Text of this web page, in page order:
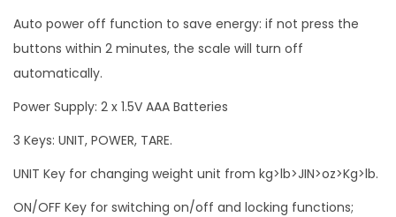
Auto power off function to save energy: if not press the
buttons within 2 minutes, the scale will turn off
automatically.
Power Supply: 2 x 1.5V AAA Batteries
3 Keys: UNIT, POWER, TARE.
UNIT Key for changing weight unit from kg>lb>JIN>oz>Kg>lb.
ON/OFF Key for switching on/off and locking functions;